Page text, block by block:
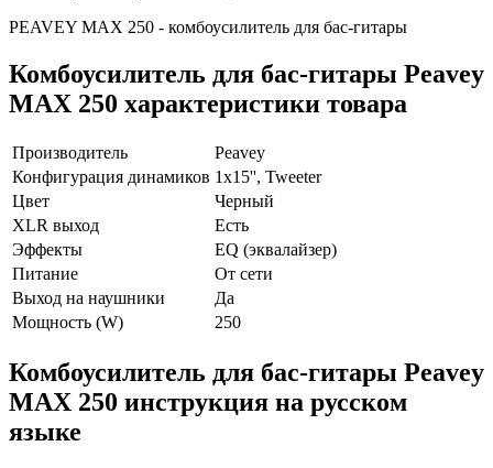
PEAVEY MAX 250 - комбоусилитель для бас-гитары
Комбоусилитель для бас-гитары Peavey
MAX 250 характеристики товара
Производитель
Peavey
Конфигурация динамиков 1х15'', Tweeter
Цвет
Черный
XLR выход
Есть
Эффекты
EQ (эквалайзер)
Питание
От сети
Выход на наушники
Да
Мощность (W)
250
Комбоусилитель для бас-гитары Peavey
MAX 250 инструкция на русском
языке